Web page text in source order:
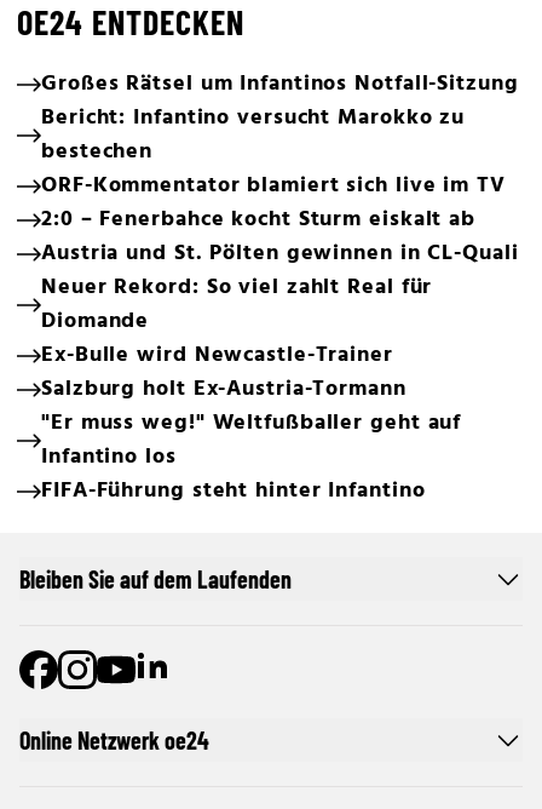
OE24 ENTDECKEN
Großes Rätsel um Infantinos Notfall-Sitzung
Bericht: Infantino versucht Marokko zu
bestechen
ORF-Kommentator blamiert sich live im TV
2:0 – Fenerbahce kocht Sturm eiskalt ab
Austria und St. Pölten gewinnen in CL-Quali
Neuer Rekord: So viel zahlt Real für
Diomande
Ex-Bulle wird Newcastle-Trainer
Salzburg holt Ex-Austria-Tormann
"Er muss weg!" Weltfußballer geht auf
Infantino los
FIFA-Führung steht hinter Infantino
Online Netzwerk oe24
Bleiben Sie auf dem Laufenden